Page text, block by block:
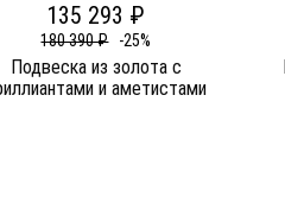
135 293 ₽
180 390 ₽ -25%
Подвеска из золота c
и аметистами